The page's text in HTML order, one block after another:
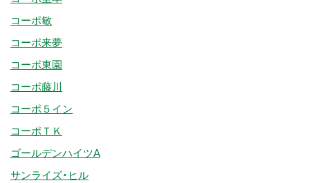
コーポ敏
コーポ来夢
コーポ東園
コーポ藤川
コーポ５イン
コーポＴＫ
ゴールデンハイツA
サンライズ・ヒル